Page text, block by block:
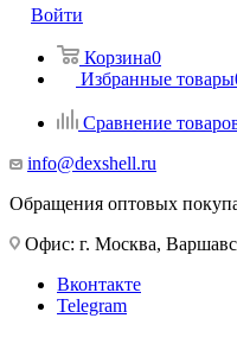
Войти
Корзина0
Избранные товары
Сравнение
info@dexshell.ru
Обращения оптовых
Офис: г. Москва,
Вконтакте
Telegram